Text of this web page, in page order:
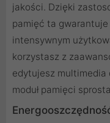
jakości. Dzięki
pamięć ta
intensywnym
korzystasz z
edytujesz multimedia
moduł pamięci